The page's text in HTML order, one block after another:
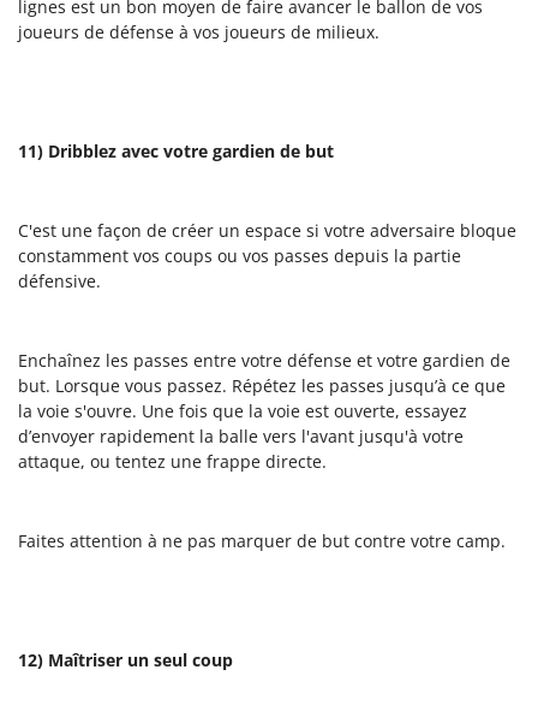
lignes est un bon moyen de faire avancer le ballon de vos
joueurs de défense à vos joueurs de milieux.
11) Dribblez avec votre gardien de but
C'est une façon de créer un espace si votre adversaire bloque
constamment vos coups ou vos passes depuis la partie
défensive.
Enchaînez les passes entre votre défense et votre gardien de
but. Lorsque vous passez. Répétez les passes jusqu’à ce que
la voie s'ouvre. Une fois que la voie est ouverte, essayez
d’envoyer rapidement la balle vers l'avant jusqu'à votre
attaque, ou tentez une frappe directe.
Faites attention à ne pas marquer de but contre votre camp.
12) Maîtriser un seul coup